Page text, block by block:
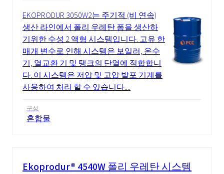
EKOPRODUR 3050W2는 주기적 (비 연속)
생산 라인에서 폴리 우레탄 폼을 생산하
기위한 수성 2 액형 시스템입니다. 고유 한
매개 변수로 인해 시스템은 보일러, 온수
기, 열교환 기 및 탱크의 단열에 적합합니
다. 이 시스템은 저압 및 고압 발포 기계를
사용하여 처리 할 수 있습니다....
구성
혼합물
Ekoprodur® 4540W 폴리 우레탄 시스템